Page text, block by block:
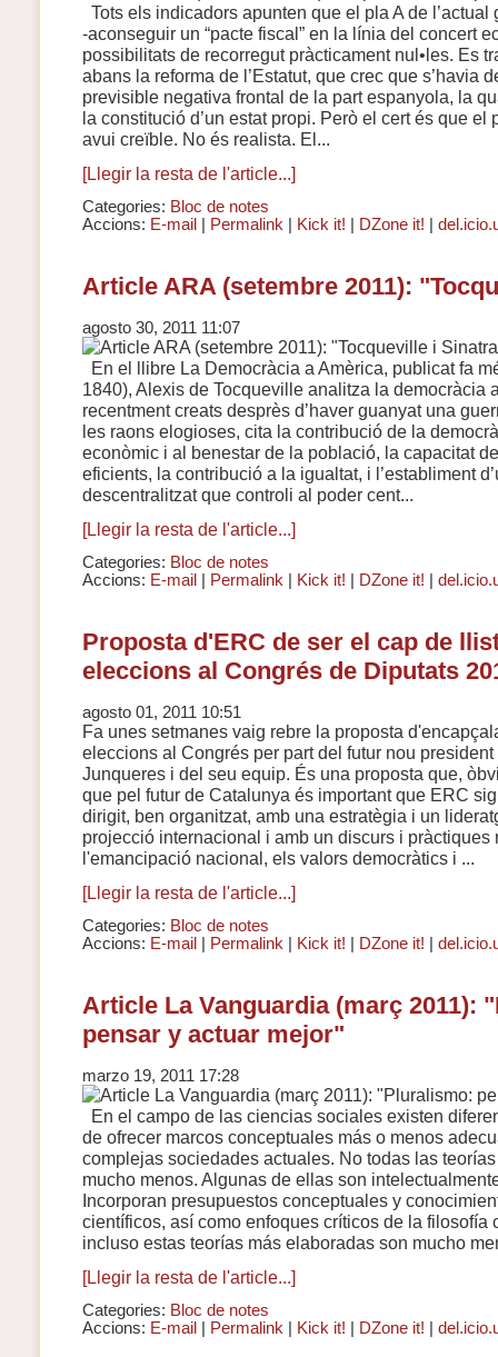
Tots els indicadors apunten que el pla A de
-aconseguir un “pacte fiscal” en la línia del concert
possibilitats de recorregut pràcticament nul•les. Es
abans la reforma de l’Estatut, que crec que s’havia
previsible negativa frontal de la part espanyola, la
la constitució d’un estat propi. Però el cert és que el
avui creïble. No és realista. El...
[Llegir la resta de l'article...]
Categories: Bloc de notes
Accions: E-mail| Permalink | Kick it! | DZone it! |
Article ARA (setembre 2011):
agosto 30, 2011 11:07
En el llibre La Democràcia a Amèrica, publicat fa
1840), Alexis de Tocqueville analitza la democràcia
recentment creats desprès d’haver guanyat una
les raons elogioses, cita la contribució de la
econòmic i al benestar de la població, la capacitat
eficients, la contribució a la igualtat, i l’establiment
descentralitzat que controli al poder cent...
[Llegir la resta de l'article...]
Categories: Bloc de notes
Accions: E-mail| Permalink | Kick it! | DZone it! |
Proposta d'ERC de ser el cap de
eleccions al Congrés de Diputats
agosto 01, 2011 10:51
Fa unes setmanes vaig rebre la proposta
eleccions al Congrés per part del futur nou
Junqueres i del seu equip. És una proposta que,
que pel futur de Catalunya és important que ERC
dirigit, ben organitzat, amb una estratègia i un
projecció internacional i amb un discurs i pràctiques
l'emancipació nacional, els valors democràtics i ...
[Llegir la resta de l'article...]
Categories: Bloc de notes
Accions: E-mail| Permalink | Kick it! | DZone it! |
Article La Vanguardia (març 2011):
pensar y actuar mejor"
marzo 19, 2011 17:28
En el campo de las ciencias sociales existen
de ofrecer marcos conceptuales más o menos
complejas sociedades actuales. No todas las
mucho menos. Algunas de ellas son
Incorporan presupuestos conceptuales y
científicos, así como enfoques críticos de la filosofía
incluso estas teorías más elaboradas son mucho
[Llegir la resta de l'article...]
Categories: Bloc de notes
Accions: E-mail| Permalink | Kick it! | DZone it! |